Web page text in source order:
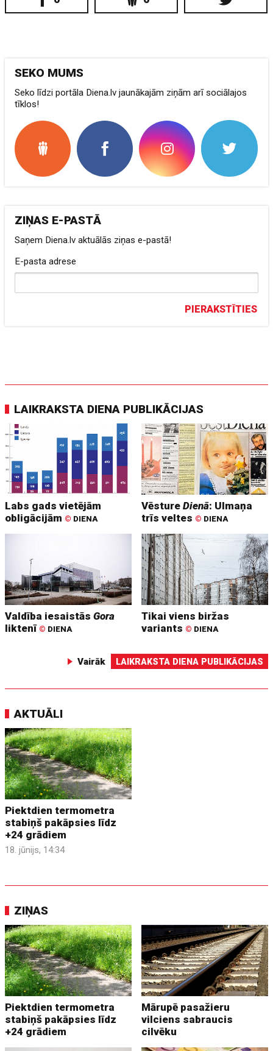
SEKO MUMS
Seko līdzi portāla Diena.lv jaunākajām ziņām arī sociālajos
tīklos!
ZIŅAS E-PASTĀ
Saņem Diena.lv aktuālās ziņas e-pastā!
E-pasta adrese
PIERAKSTĪTIES
LAIKRAKSTA DIENA PUBLIKĀCIJAS
Labs gads vietējām
obligācijām © DIENA
VēstureDienā: Ulmaņa
trīs veltes © DIENA
Valdība iesaistāsGora
liktenī © DIENA
Tikai viens biržas
variants © DIENA
Vairāk LAIKRAKSTA DIENA PUBLIKĀCIJAS
AKTUĀLI
Piektdien termometra
stabiņš pakāpsies līdz
+24 grādiem
18. jūnijs, 14:34
ZIŅAS
Piektdien termometra
stabiņš pakāpsies līdz
+24 grādiem
Mārupē pasažieru
vilciens sabraucis
cilvēku